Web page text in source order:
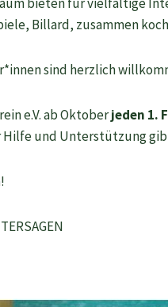
Billard, zusammen
sind herzlich
e.V. ab Oktoberjeden 1.
Hilfe und Unterstützung